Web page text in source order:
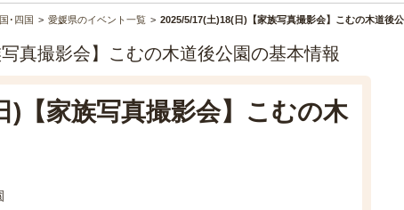
･四国 愛媛県のイベント一覧 2025/5/17(土)18(日)【家族写真撮影会】こむの木道後
真撮影会】こむの木道後公園の基本情報
)【家族写真撮影会】こむの木